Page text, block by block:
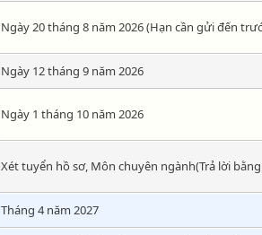
Ngày 20 tháng 8 năm 2026 (Hạn cần gửi đến
Ngày 12 tháng 9 năm 2026
Ngày 1 tháng 10 năm 2026
Xét tuyển hồ sơ, Môn chuyên ngành(Trả lời
Tháng 4 năm 2027